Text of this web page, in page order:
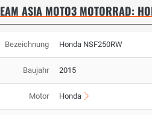
ASIA MOTO3 MOTORRAD:
Bezeichnung Honda NSF250RW
Baujahr 2015
Motor Honda